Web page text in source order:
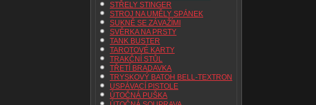
STŘELY STINGER
STROJ NA UMĚLY SPÁNEK
SUKNĚ SE ZÁVAŽÍMI
SVĚRKA NA PRSTY
TANK BUSTER
TAROTOVÉ KARTY
TRAKČNÍ STŮL
TŘETÍ BRADAVKA
TRYSKOVÝ BATOH BELL-TEXTRON
USPÁVACÍ PISTOLE
ÚTOČNÁ PUŠKA